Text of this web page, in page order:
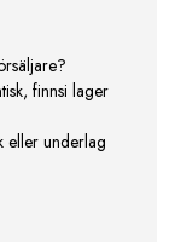
finnsi lager
eller underlag